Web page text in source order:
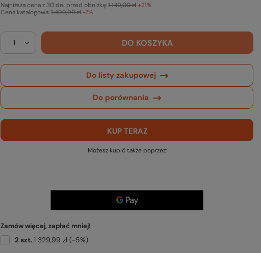
Cena katalogowa:1 499,99 zł -7%
Najniższa cena z 30 dni przed obniżką:1 149,00 zł +21%
DO KOSZYKA
Do listy zakupowej
Do porównania
KUP TERAZ
Możesz kupić także poprzez:
Zamów więcej, zapłać mniej!
2szt.1 329,99 zł(-5%)